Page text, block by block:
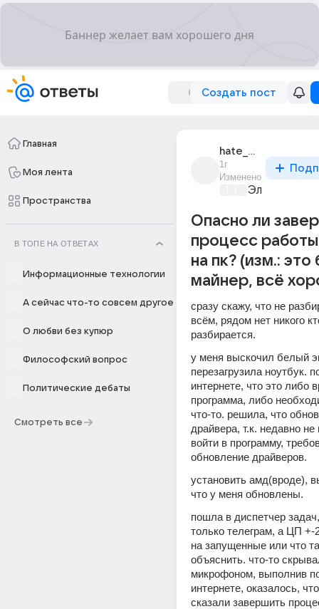
Создать пост
Главная
Моя лента
Пространства
В ТОПЕ НА ОТВЕТАХ
Информационные технологии
А сейчас что-то совсем другое
О любви без купюр
Философский вопрос
Политические дебаты
Смотреть все
hate_money
1г
Изменено
Опасно ли
процесс
на пк? (изм.: это
майнер, всё
сразу скажу, что не
всём, рядом нет никого
разбирается.
у меня выскочил белый
перезагрузила ноутбук.
интернете, что это либо
программа, либо
что-то. решила, что
драйвера, т.к. недавно
войти в программу,
обновление драйверов.
установить амд(вроде),
что у меня обновлены.
пошла в диспетчер
только телеграм, а ЦП +-
на запущенные или что
объяснить. что-то
микрофоном, выполнив
интернете, оказалось,
сказали завершить